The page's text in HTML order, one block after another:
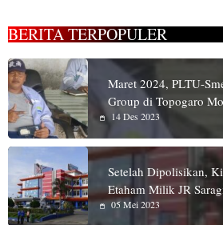
BERITA TERPOPULER
Maret 2024, PLTU-
Group di Topogaro
14 Des 2023
Setelah Dipolisikan,
Etaham Milik JR
05 Mei 2023